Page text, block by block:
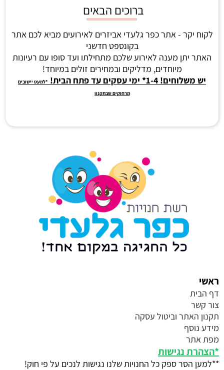
ברוכים הבאים
לקוח יקר - אתר כפר גלעדי אביזרים לאירועים מביא לכם אתר
בקונספט חדשני
האתר יתן מענה לאירוע שלכם מתחילתו ועד סופו עם רעיונות
מיוחדים, מדליקים ובמחירים זולים במיוחד!
יש משלוחים! 1-4* ימי עסקים עד פתח הבית!
*למעט יישובים
מרחוקים שבתקנון
ראשי
דף הבית
צור קשר
תקנון האתר וביטול עסקה
מידע נוסף
מפת אתר
*הצהרת נגישות
**למען הסר ספק כל החנויות שלנו נגישות לנכים על פי חוק!